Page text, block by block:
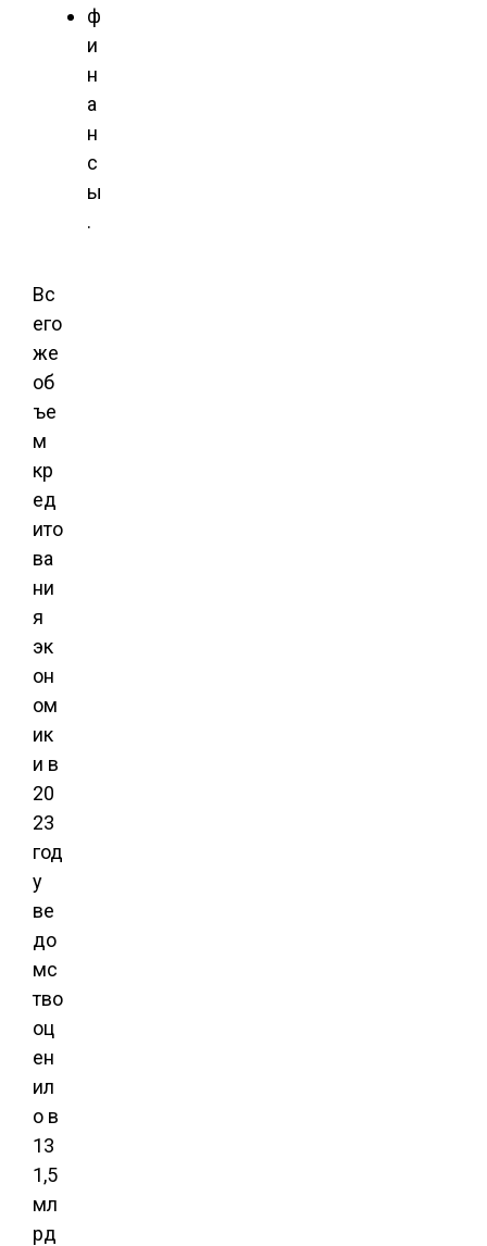
ф
и
н
а
н
с
ы
.
Вс
его
же
об
ъе
м
кр
ед
ито
ва
ни
я
эк
он
ом
ик
и в
20
23
год
у
ве
до
мс
тво
оц
ен
ил
о в
13
1,5
мл
рд